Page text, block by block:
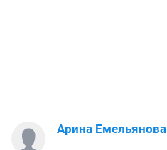
Арина Емельянова